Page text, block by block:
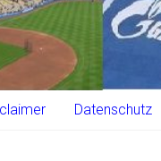
Datenschutz